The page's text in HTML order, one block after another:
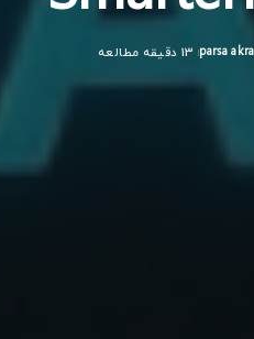
parsa 13 دقیقه مطالعه